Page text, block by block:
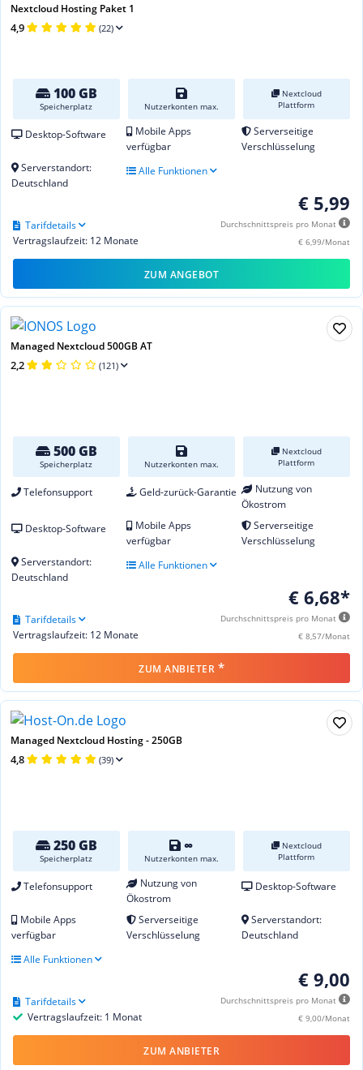
Nextcloud Hosting Paket 1
4,9 (22)
100 GB
Speicherplatz Nutzerkonten max.
Nextcloud
Plattform
Desktop-Software
Mobile Apps
verfügbar
Serverseitige
Verschlüsselung
Serverstandort:
Deutschland
Alle Funktionen
€ 5,99
Durchschnittspreis pro Monat
€ 6,99/Monat
Vertragslaufzeit: 12 Monate
Tarifdetails
ZUM ANGEBOT
Managed Nextcloud 500GB AT
2,2 (121)
500 GB
Speicherplatz Nutzerkonten max.
Nextcloud
Plattform
Telefonsupport Geld-zurück-Garantie
Nutzung von
Ökostrom
Desktop-Software
Mobile Apps
verfügbar
Serverseitige
Verschlüsselung
Serverstandort:
Deutschland
Alle Funktionen
€ 6,68*
Durchschnittspreis pro Monat
€ 8,57/Monat
Vertragslaufzeit: 12 Monate
Tarifdetails
ZUM ANBIETER *
Managed Nextcloud Hosting - 250GB
4,8 (39)
250 GB
Speicherplatz
∞
Nutzerkonten max.
Nextcloud
Plattform
Telefonsupport
Nutzung von
Ökostrom
Desktop-Software
Mobile Apps
verfügbar
Serverseitige
Verschlüsselung
Serverstandort:
Deutschland
Alle Funktionen
€ 9,00
Durchschnittspreis pro Monat
€ 9,00/Monat
Vertragslaufzeit: 1 Monat
Tarifdetails
ZUM ANBIETER